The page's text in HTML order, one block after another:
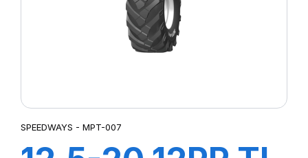
SPEEDWAYS - MPT-007